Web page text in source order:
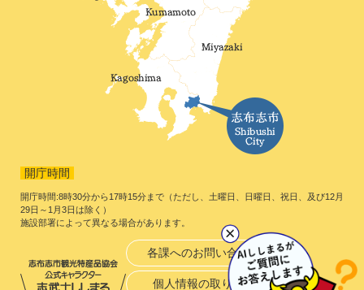
開庁時間
開庁時間:8時30分から17時15分まで（ただし、土曜日、日曜日、祝日、及び12月
29日～1月3日は除く）
施設部署によって異なる場合があります。
各課へのお問い合わせ
個人情報の取り扱い